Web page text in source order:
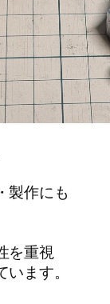
製作にも
を重視
ます。